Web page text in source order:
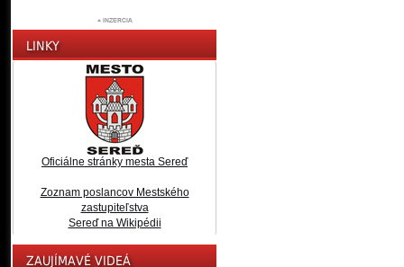
Oficiálne stránky mesta Sereď
Zoznam poslancov Mestského
zastupiteľstva
Sereď na Wikipédii